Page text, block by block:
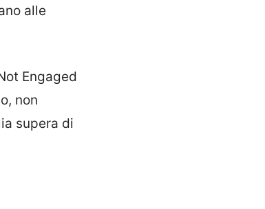
alle
Engaged
non
supera di